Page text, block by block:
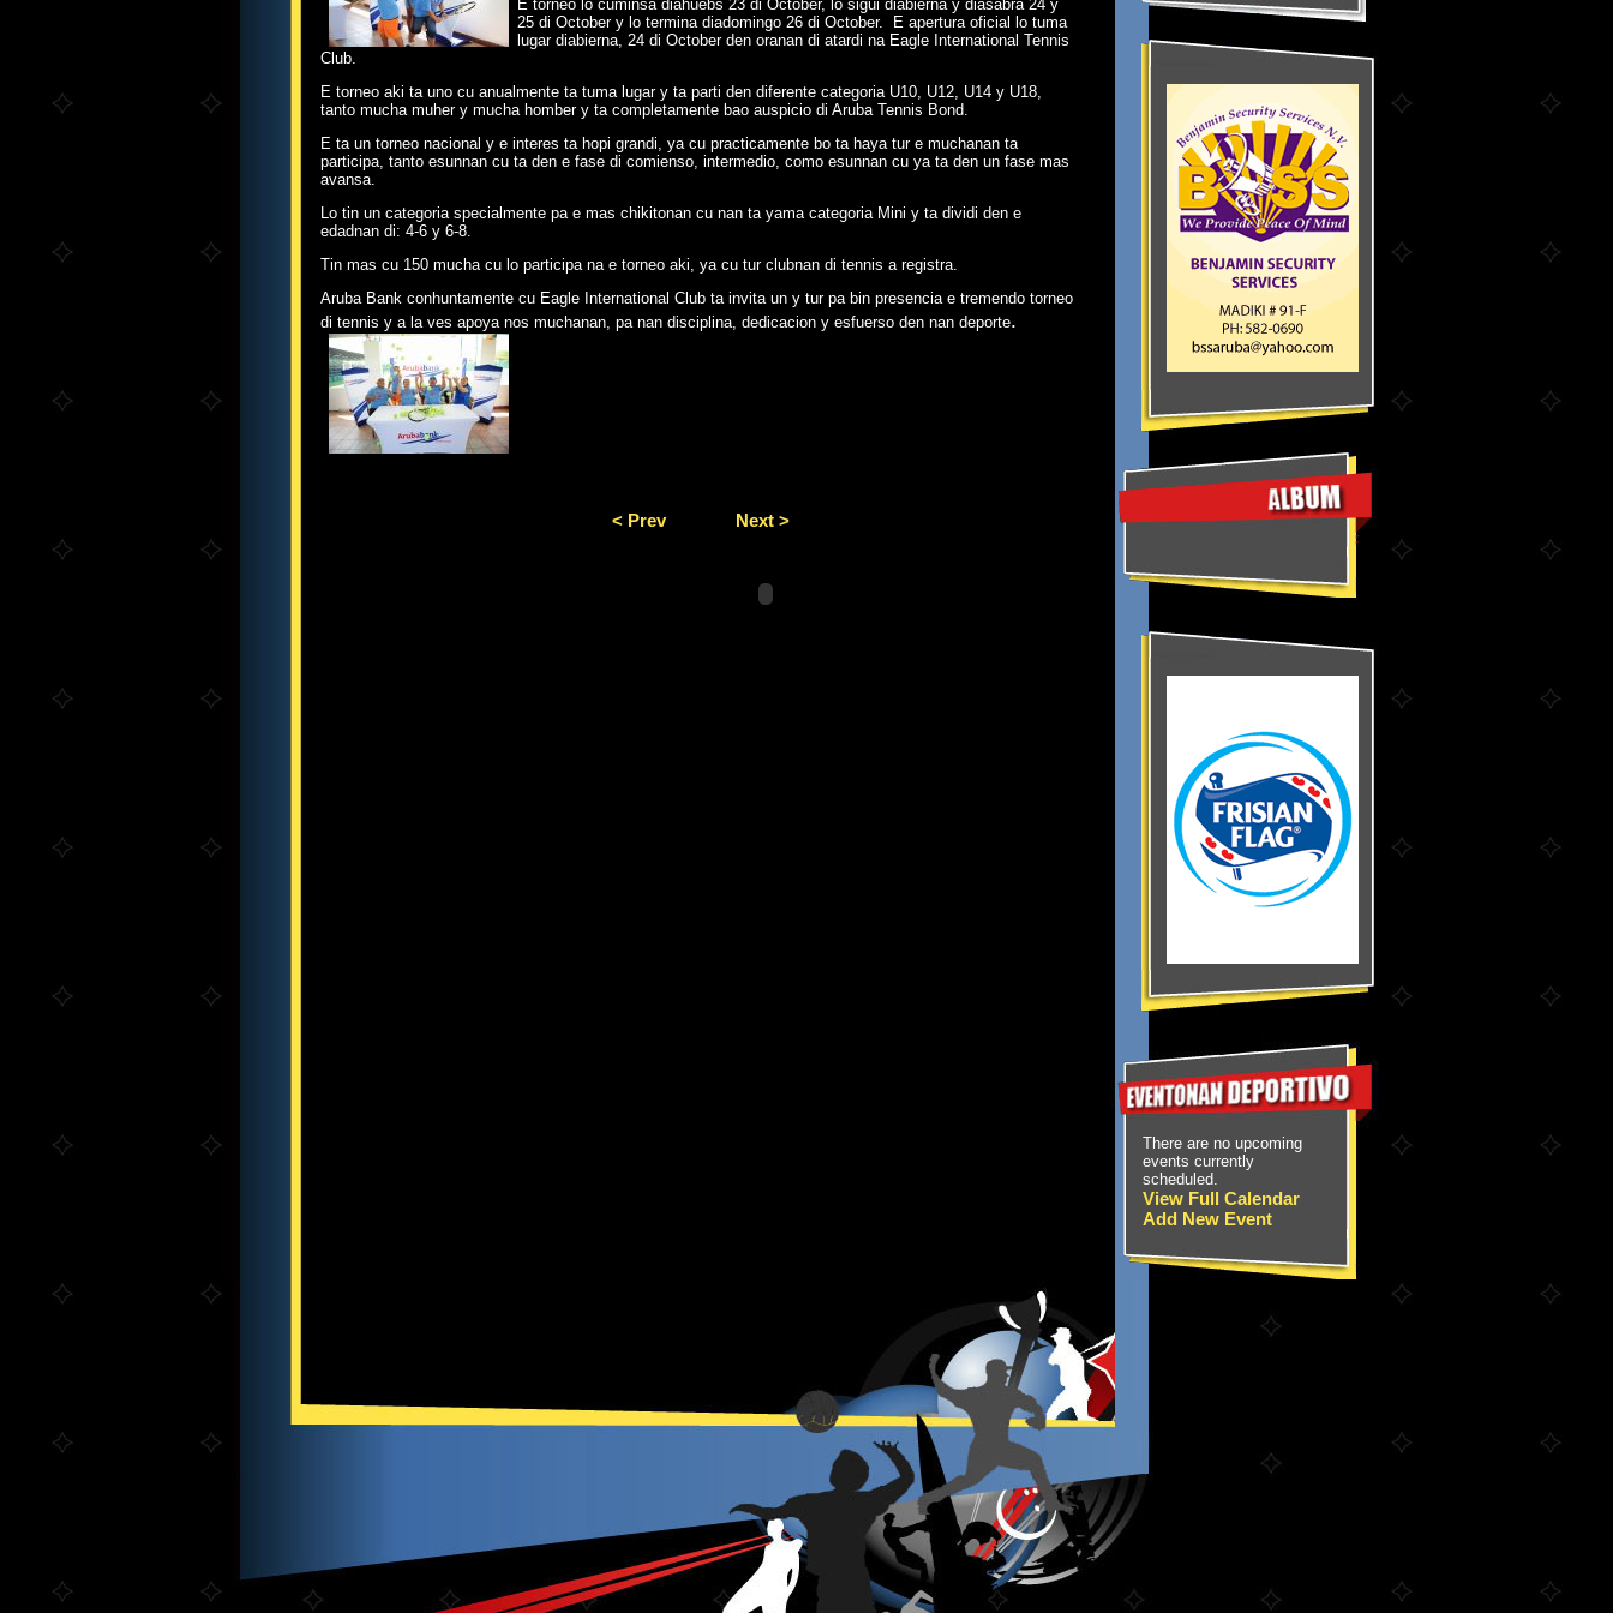
E torneo lo cuminsa diahuebs 23 di October, lo sigui diabierna y diasabra 24 y
25 di October y lo termina diadomingo 26 di October. E apertura oficial lo tuma
lugar diabierna, 24 di October den oranan di atardi na Eagle International Tennis
Club.
E torneo aki ta uno cu anualmente ta tuma lugar y ta parti den diferente categoria U10, U12, U14 y U18,
tanto mucha muher y mucha homber y ta completamente bao auspicio di Aruba Tennis Bond.
E ta un torneo nacional y e interes ta hopi grandi, ya cu practicamente bo ta haya tur e muchanan ta
participa, tanto esunnan cu ta den e fase di comienso, intermedio, como esunnan cu ya ta den un fase mas
avansa.
Lo tin un categoria specialmente pa e mas chikitonan cu nan ta yama categoria Mini y ta dividi den e
edadnan di: 4-6 y 6-8.
Tin mas cu 150 mucha cu lo participa na e torneo aki, ya cu tur clubnan di tennis a registra.
Aruba Bank conhuntamente cu Eagle International Club ta invita un y tur pa bin presencia e tremendo torneo
di tennis y a la ves apoya nos muchanan, pa nan disciplina, dedicacion y esfuerso den nan deporte.
< Prev Next >
There are no upcoming
events currently
scheduled.
View Full Calendar
Add New Event